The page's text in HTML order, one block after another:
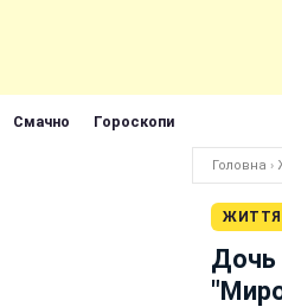
Смачно Гороскопи
Головна ›
ЖИТТЯ
Дочь